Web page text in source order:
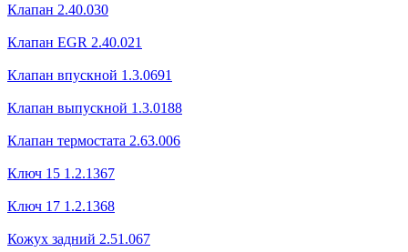
Клапан 2.40.030
Клапан EGR 2.40.021
Клапан впускной 1.3.0691
Клапан выпускной 1.3.0188
Клапан термостата 2.63.006
Ключ 15 1.2.1367
Ключ 17 1.2.1368
Кожух задний 2.51.067